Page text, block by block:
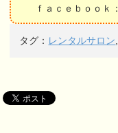
ｆａｃｅｂｏｏｋ：
タグ： レンタルサロン